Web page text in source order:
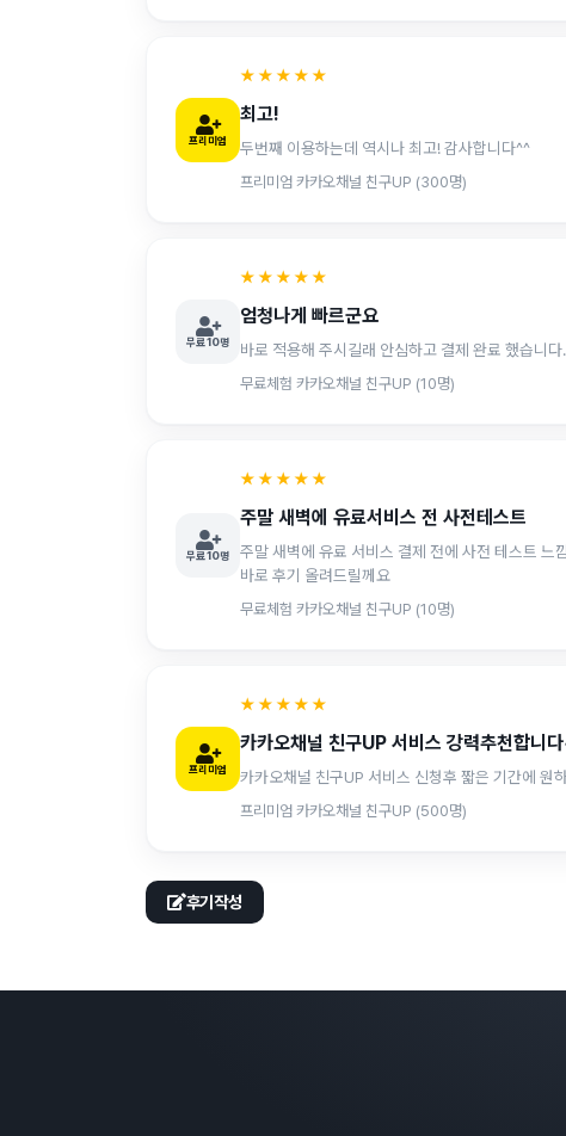
프리미엄
★★★★★
최고!
두번째 이용하는데 역시나 최고! 감사합니다^^
프리미엄 카카오채널 친구UP (300명)
무료 10명
★★★★★
엄청나게 빠르군요
바로 적용해 주시길래 안심하고 결제 완료 했습니다.
무료체험 카카오채널 친구UP (10명)
무료 10명
★★★★★
주말 새벽에 유료서비스 전 사전테스트
주말 새벽에 유료 서비스 결제 전에 사전 테스트
바로 후기 올려드릴께요
무료체험 카카오채널 친구UP (10명)
프리미엄
★★★★★
카카오채널 친구UP 서비스 강력추천합니
프리미엄 카카오채널 친구UP (500명)
후기작성